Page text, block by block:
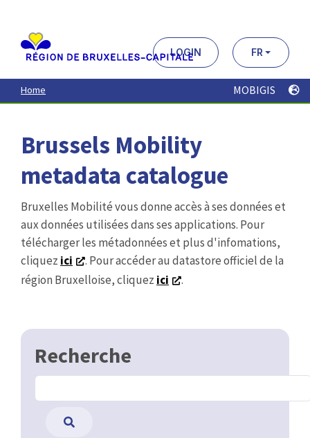
contenu
principal
LOGIN FR
Home MOBIGIS
Brussels Mobility
metadata catalogue
Bruxelles Mobilité vous donne accès à ses données et
aux données utilisées dans ses applications. Pour
télécharger les métadonnées et plus d'infomations,
cliquez ici
. Pour accéder au datastore officiel de la
région Bruxelloise, cliquez ici .
Recherche